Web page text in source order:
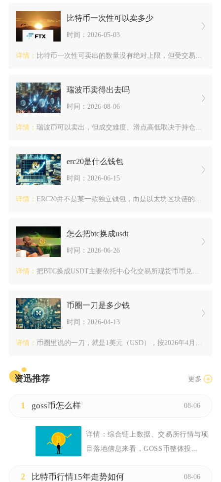
比特币一次性可以卖多少
时间：2026-05-03
详情： 比特币一次性可卖出的数量没有绝对上限，但受交易所规则、市场流...
瑞波币卖得出去吗
时间：2026-08-06
详情： 瑞波币可以卖出，但成交难度、滑点高低取决于持仓规模、交易平台...
erc20是什么钱包
时间：2026-06-15
详情： ERC20并不是某一款独立钱包，而是以太坊区块链的代币技术规...
怎么把btc换成usdt
时间：2026-06-26
详情： 把BTC换成USDT主要依托中心化交易所现货币币兑换、非托管...
币圈一刀是多少钱
时间：2026-04-13
详情： 币圈里说的一刀，就是1美元（USD），按2026年4月5日最...
资迅推荐 更多
1 goss币怎么样 08-06
详情：综合链上数据、交易所行情与项
目落地信息来看，GOSS币整体投...
2 比特币行情15年走势如何 08-06